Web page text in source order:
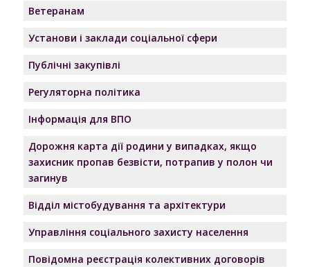
Ветеранам
Установи і заклади соціальної сфери
Публічні закупівлі
Регуляторна політика
Інформація для ВПО
Дорожня карта дії родини у випадках, якщо
захисник пропав безвісти, потрапив у полон чи
загинув
Відділ містобудування та архітектури
Управління соціального захисту населення
Повідомна реєстрація колективних договорів